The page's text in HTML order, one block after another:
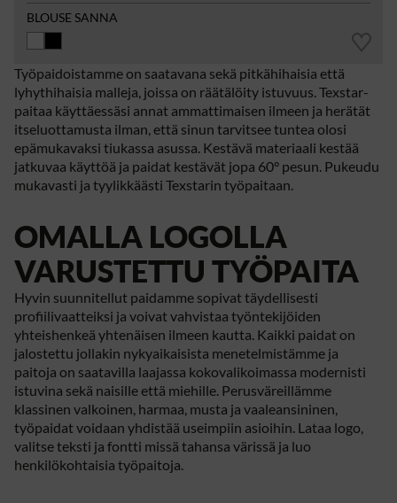
BLOUSE SANNA
Työpaidoistamme on saatavana sekä pitkähihaisia ​​että
lyhythihaisia ​​malleja, joissa on räätälöity istuvuus. Texstar-
paitaa käyttäessäsi annat ammattimaisen ilmeen ja herätät
itseluottamusta ilman, että sinun tarvitsee tuntea olosi
epämukavaksi tiukassa asussa. Kestävä materiaali kestää
jatkuvaa käyttöä ja paidat kestävät jopa 60° pesun. Pukeudu
mukavasti ja tyylikkäästi Texstarin työpaitaan.
OMALLA LOGOLLA
VARUSTETTU TYÖPAITA
Hyvin suunnitellut paidamme sopivat täydellisesti
profiilivaatteiksi ja voivat vahvistaa työntekijöiden
yhteishenkeä yhtenäisen ilmeen kautta. Kaikki paidat on
jalostettu jollakin nykyaikaisista menetelmistämme ja
paitoja on saatavilla laajassa kokovalikoimassa modernisti
istuvina sekä naisille että miehille. Perusväreillämme
klassinen valkoinen, harmaa, musta ja vaaleansininen,
työpaidat voidaan yhdistää useimpiin asioihin. Lataa logo,
valitse teksti ja fontti missä tahansa värissä ja luo
henkilökohtaisia ​​työpaitoja.